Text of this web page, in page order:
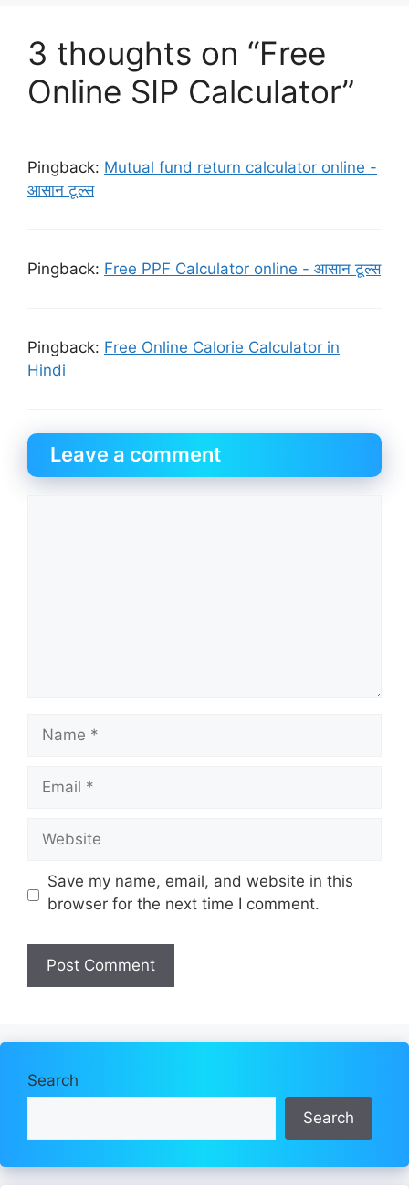
3 thoughts on “Free
Online SIP Calculator”
Pingback: Mutual fund return calculator online -
आसान टूल्स
Pingback: Free PPF Calculator online - आसान टूल्स
Pingback: Free Online Calorie Calculator in
Hindi
Leave a comment
Name
Email
Website
Save my name, email, and website in this
browser for the next time I comment.
Search
Search